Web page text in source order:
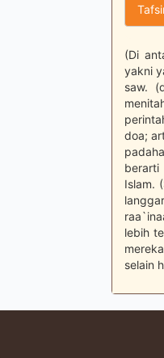
(Di
yakni
saw.
doa;
berarti
Islam.
lebih
selain